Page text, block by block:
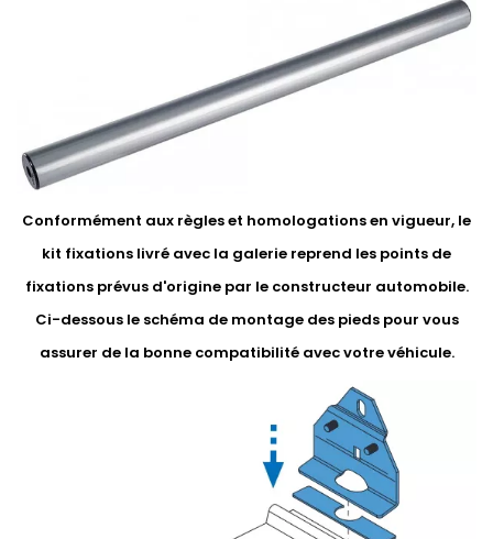
Conformément aux règles et homologations en vigueur, le
kit fixations livré avec la galerie reprend les points de
fixations prévus d'origine par le constructeur automobile.
Ci-dessous le schéma de montage des pieds pour vous
assurer de la bonne compatibilité avec votre véhicule.